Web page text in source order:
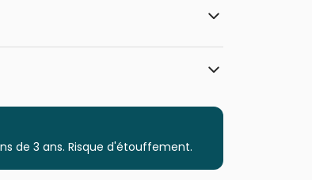
Puzzle pour Adultes (500 à 48.000
pièces)
de 3 ans. Risque d'étouffement.